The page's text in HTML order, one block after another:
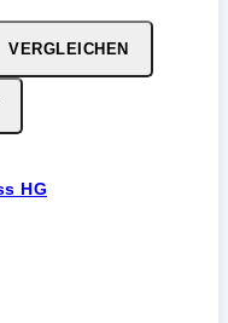
VERGLEICHEN
HG